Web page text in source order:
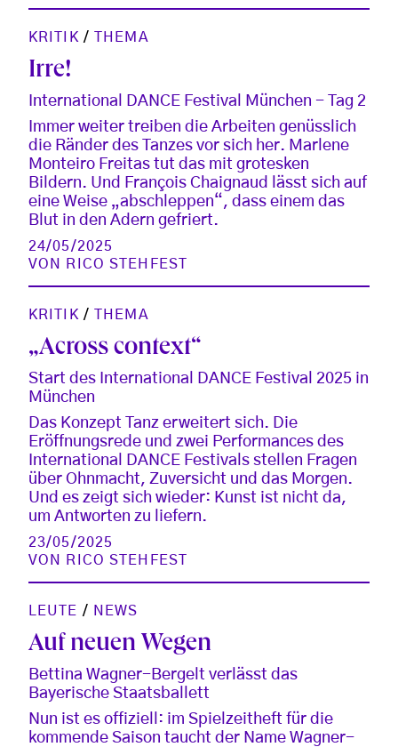
KRITIK / THEMA
Irre!
International DANCE Festival München - Tag 2
Immer weiter treiben die Arbeiten genüsslich
die Ränder des Tanzes vor sich her. Marlene
Monteiro Freitas tut das mit grotesken
Bildern. Und François Chaignaud lässt sich auf
eine Weise „abschleppen“, dass einem das
Blut in den Adern gefriert.
24/05/2025
VON
RICO STEHFEST
KRITIK / THEMA
„Across context“
Start des International DANCE Festival 2025 in
München
Das Konzept Tanz erweitert sich. Die
Eröffnungsrede und zwei Performances des
International DANCE Festivals stellen Fragen
über Ohnmacht, Zuversicht und das Morgen.
Und es zeigt sich wieder: Kunst ist nicht da,
um Antworten zu liefern.
23/05/2025
VON
RICO STEHFEST
LEUTE / NEWS
Auf neuen Wegen
Bettina Wagner-Bergelt verlässt das
Bayerische Staatsballett
Nun ist es offiziell: im Spielzeitheft für die
kommende Saison taucht der Name Wagner-